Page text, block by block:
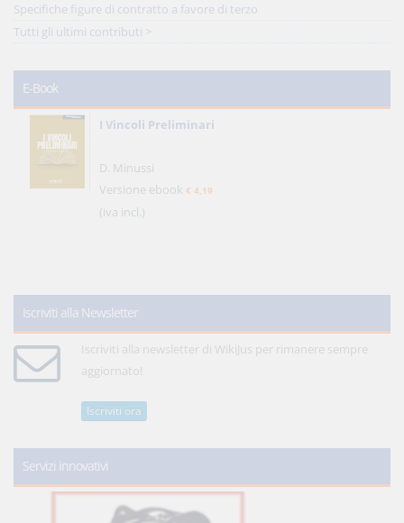
Specifiche figure di contratto a favore di terzo
Tutti gli ultimi contributi >
E-Book
I Vincoli Preliminari
D. Minussi
Versione ebook € 4,19
(iva incl.)
Iscriviti alla Newsletter
Iscriviti alla newsletter di WikiJus per rimanere sempre
aggiornato!
Iscriviti ora
Servizi innovativi